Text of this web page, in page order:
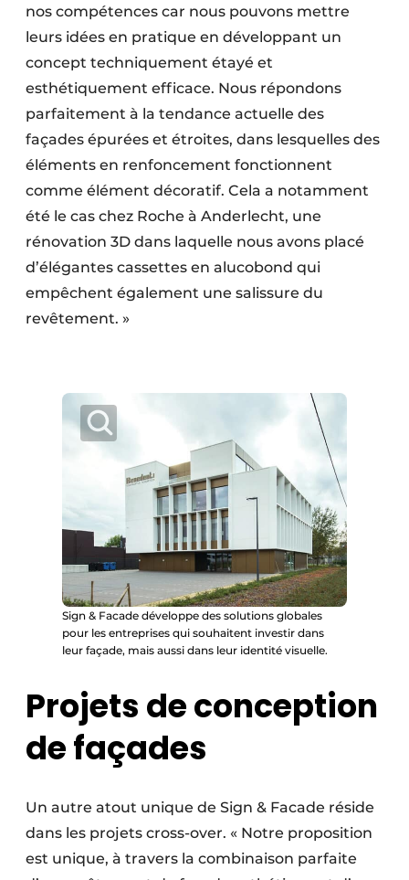
nos compétences car nous pouvons mettre
leurs idées en pratique en développant un
concept techniquement étayé et
esthétiquement efficace. Nous répondons
parfaitement à la tendance actuelle des
façades épurées et étroites, dans lesquelles des
éléments en renfoncement fonctionnent
comme élément décoratif. Cela a notamment
été le cas chez Roche à Anderlecht, une
rénovation 3D dans laquelle nous avons placé
d’élégantes cassettes en alucobond qui
empêchent également une salissure du
revêtement. »
Sign & Facade développe des solutions globales
pour les entreprises qui souhaitent investir dans
leur façade, mais aussi dans leur identité visuelle.
Projets de conception
de façades
Un autre atout unique de Sign & Facade réside
dans les projets cross-over. « Notre proposition
est unique, à travers la combinaison parfaite